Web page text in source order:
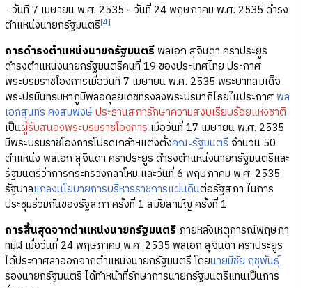
- วันที่ 7 เมษายน พ.ศ. 2535 - วันที่ 24 พฤษภาคม พ.ศ. 2535 ดำรง
ตำแหน่งนายกรัฐมนตรี[4]
การดำรงตำแหน่งนายกรัฐมนตรี พลเอก สุจินดา คราประยูร
ดำรงตำแหน่งนายกรัฐมนตรีคนที่ 19 ของประเทศไทย ประกาศ
พระบรมราชโองการเมื่อวันที่ 7 เมษายน พ.ศ. 2535 พระบาทสมเด็จ
พระปรมินทรมหาภูมิพลอดุลยเดชทรงลงพระปรมาภิไธยในประกาศ พล
เอกสุนทร คงสมพงษ์ประธานสภารักษาความสงบเรียบร้อยแห่งชาติ
เป็นผู้รับสนองพระบรมราชโองการ เมื่อวันที่ 17 เมษายน พ.ศ. 2535
มีพระบรมราชโองการโปรดเกล้าฯแต่งตั้งคณะรัฐมนตรี จำนวน 50
ตำแหน่ง พลเอก สุจินดา คราประยูร ดำรงตำแหน่งนายกรัฐมนตรีและ
รัฐมนตรีว่าการกระทรวงกลาโหม และวันที่ 6 พฤษภาคม พ.ศ. 2535
รัฐบาลแถลงนโยบายการบริหารราชการแผ่นดินต่อรัฐสภา ในการ
ประชุมร่วมกันของรัฐสภา ครั้งที่ 1 สมัยสามัญ ครั้งที่ 1
การสิ้นสุดจากตำแหน่งนายกรัฐมนตรี ภายหลังเหตุการณ์พฤษภา
ทมิฬ เมื่อวันที่ 24 พฤษภาคม พ.ศ. 2535 พลเอก สุจินดา คราประยูร
ได้ประกาศลาออกจากตำแหน่งนายกรัฐมนตรี โดยนายมีชัย ฤชุพันธุ์
รองนายกรัฐมนตรี ได้ทำหน้าที่รักษาการนายกรัฐมนตรีแทนเป็นการ